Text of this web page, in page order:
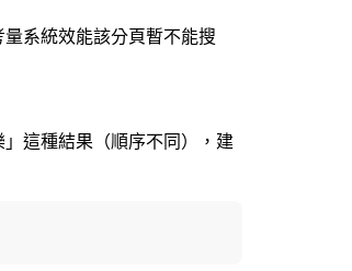
系統效能該分頁暫不能搜
這種結果（順序不同），建